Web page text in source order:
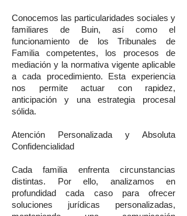
Conocemos las particularidades sociales y
familiares de Buin, así como el
funcionamiento de los Tribunales de
Familia competentes, los procesos de
mediación y la normativa vigente aplicable
a cada procedimiento. Esta experiencia
nos permite actuar con rapidez,
anticipación y una estrategia procesal
sólida.
Atención Personalizada y Absoluta
Confidencialidad
Cada familia enfrenta circunstancias
distintas. Por ello, analizamos en
profundidad cada caso para ofrecer
soluciones jurídicas personalizadas,